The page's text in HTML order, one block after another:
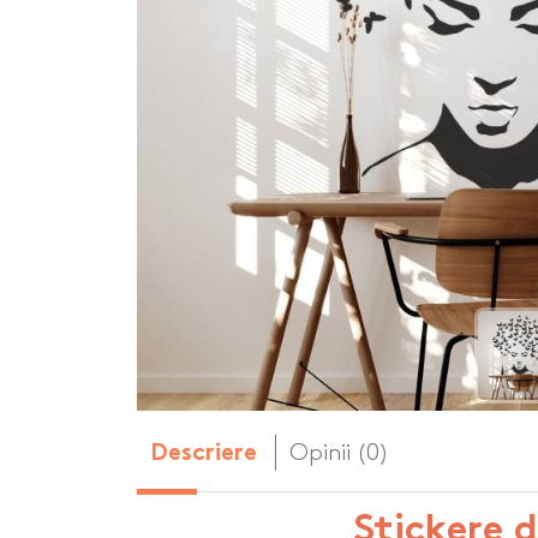
Body-uri copii personalizate
Brelocuri personalizate
Brichete personalizate
Briceag personalizat
Dop
de vin
Dozatoare de
personalizate
Genti de plaja
Genti sport
Ghiozdane
Halbe de bere
Huse
Descriere Opinii (0)